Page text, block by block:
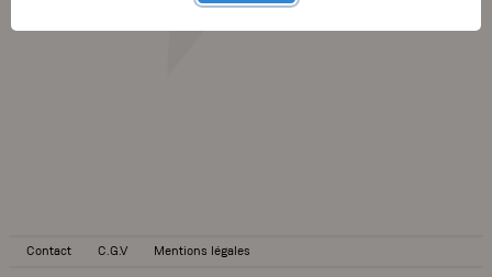
Contact C.G.V Mentions légales